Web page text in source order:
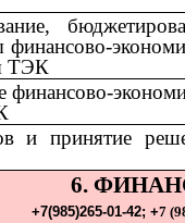
ТЭК
финансово-
и принятие
6.
+7(985)265-01-42;​​ +7